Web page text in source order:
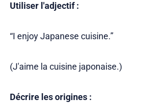
Utiliser l'adjectif :
“I enjoy Japanese cuisine.”
(J'aime la cuisine japonaise.)
Décrire les origines :